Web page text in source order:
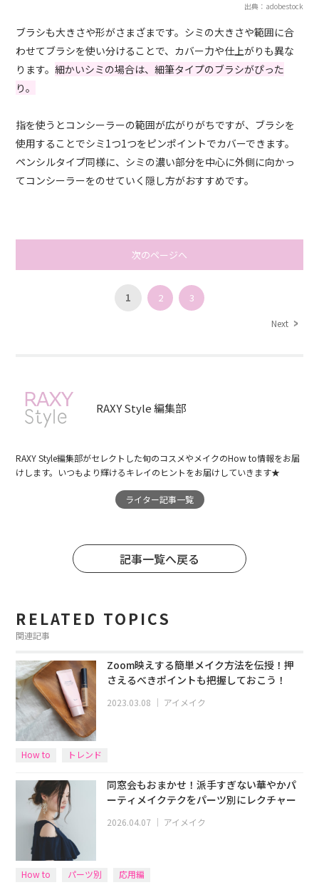
出典：adobestock
ブラシも大きさや形がさまざまです。シミの大きさや範囲に合
わせてブラシを使い分けることで、カバー力や仕上がりも異な
ります。細かいシミの場合は、細筆タイプのブラシがぴった
り。
指を使うとコンシーラーの範囲が広がりがちですが、ブラシを
使用することでシミ1つ1つをピンポイントでカバーできます。
ペンシルタイプ同様に、シミの濃い部分を中心に外側に向かっ
てコンシーラーをのせていく隠し方がおすすめです。
次のページへ
1 2 3
Next
RAXY Style 編集部
RAXY Style編集部がセレクトした旬のコスメやメイクのHow to情報をお届
けします。いつもより輝けるキレイのヒントをお届けしていきます★
ライター記事一覧
記事一覧へ戻る
RELATED TOPICS
関連記事
Zoom映えする簡単メイク方法を伝授！押
さえるべきポイントも把握しておこう！
2023.03.08 ｜ アイメイク
How to トレンド
同窓会もおまかせ！派手すぎない華やかパ
ーティメイクテクをパーツ別にレクチャー
2026.04.07 ｜ アイメイク
How to パーツ別 応用編